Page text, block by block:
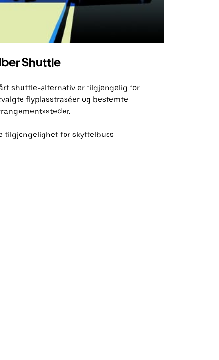
Shuttle
shuttle-alternativ er tilgjengelig for
flyplasstraséer og bestemte
tilgjengelighet for skyttelbuss